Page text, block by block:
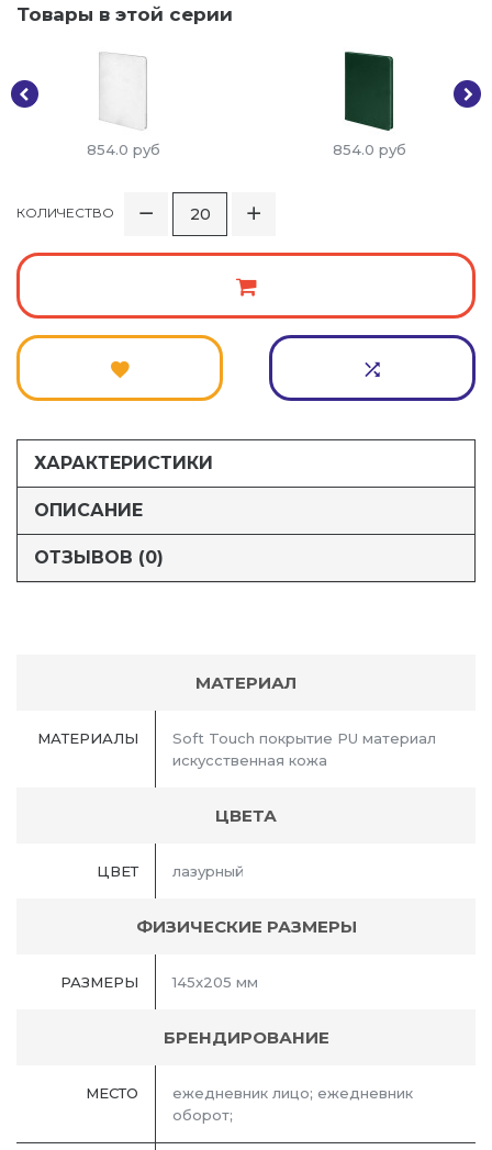
Товары в этой серии
854.0 руб 854.0 руб
КОЛИЧЕСТВО
ХАРАКТЕРИСТИКИ
ОПИСАНИЕ
ОТЗЫВОВ (0)
МАТЕРИАЛ
МАТЕРИАЛЫ
Soft Touch покрытие PU материал
искусственная кожа
ЦВЕТА
ЦВЕТ лазурный
ФИЗИЧЕСКИЕ РАЗМЕРЫ
РАЗМЕРЫ 145x205 мм
БРЕНДИРОВАНИЕ
МЕСТО
ежедневник лицо; ежедневник
оборот;